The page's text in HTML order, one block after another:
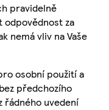
pravidelně
odpovědnost za
nemá vliv na Vaše
osobní použití a
předchozího
řádného uvedení